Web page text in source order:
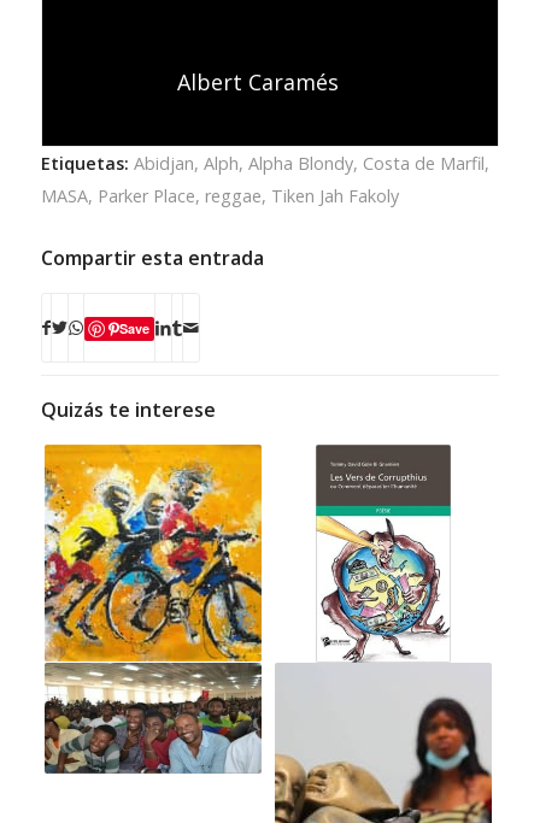
Albert Caramés
Etiquetas: Abidjan, Alph, Alpha Blondy, Costa de Marfil,
MASA, Parker Place, reggae, Tiken Jah Fakoly
Compartir esta entrada
Save
Quizás te interese